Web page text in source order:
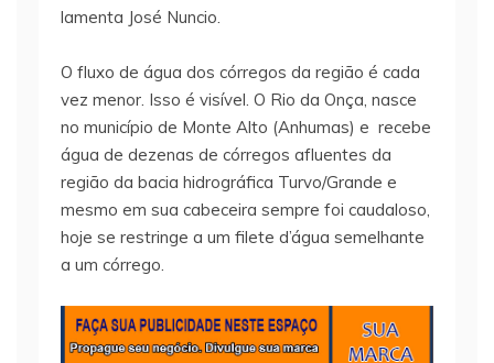
lamenta José Nuncio.
O fluxo de água dos córregos da região é cada
vez menor. Isso é visível. O Rio da Onça, nasce
no município de Monte Alto (Anhumas) e recebe
água de dezenas de córregos afluentes da
região da bacia hidrográfica Turvo/Grande e
mesmo em sua cabeceira sempre foi caudaloso,
hoje se restringe a um filete d’água semelhante
a um córrego.